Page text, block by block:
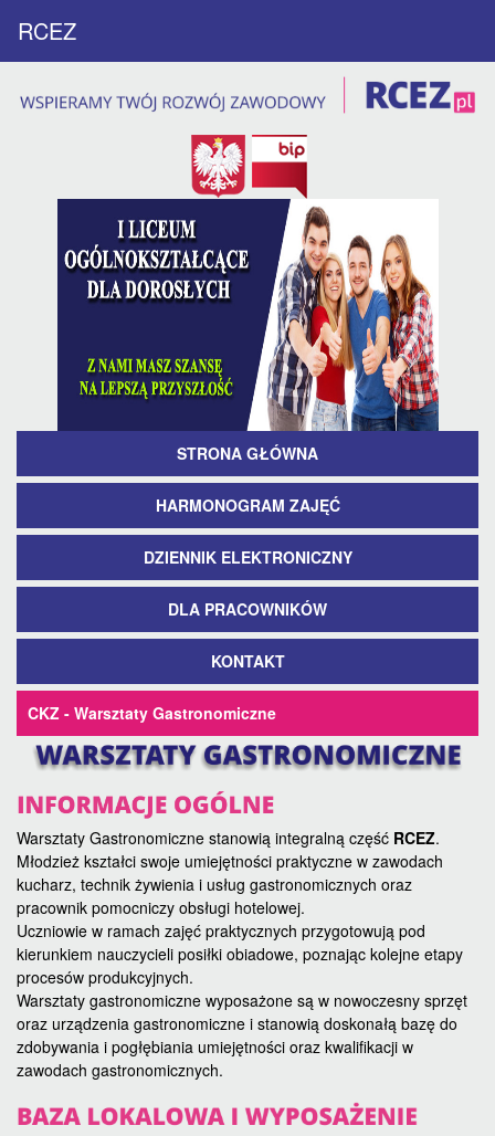
STRONA GŁÓWNA
HARMONOGRAM ZAJĘĆ
DZIENNIK ELEKTRONICZNY
DLA PRACOWNIKÓW
KONTAKT
RCEZ
CKZ - Warsztaty Gastronomiczne
Warsztaty Gastronomiczne stanowią integralną część RCEZ.
Młodzież kształci swoje umiejętności praktyczne w zawodach
kucharz, technik żywienia i usług gastronomicznych oraz
pracownik pomocniczy obsługi hotelowej.
Uczniowie w ramach zajęć praktycznych przygotowują pod
kierunkiem nauczycieli posiłki obiadowe, poznając kolejne etapy
procesów produkcyjnych.
Warsztaty gastronomiczne wyposażone są w nowoczesny sprzęt
oraz urządzenia gastronomiczne i stanowią doskonałą bazę do
zdobywania i pogłębiania umiejętności oraz kwalifikacji w
zawodach gastronomicznych.